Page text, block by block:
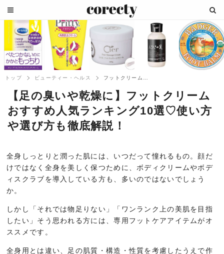
トップ ビューティー・ヘルス
【足の臭いや乾燥に】フットクリーム
おすすめ人気ランキング10選♡使い方
や選び方も徹底解説！
全身しっとりと潤った肌には、いつだって憧れるもの。顔だ
けではなく全身を美しく保つために、ボディクリームやボデ
ィスクラブを導入している方も、多いのではないでしょう
か。
しかし「それでは物足りない」「ワンランク上の美肌を目指
したい」そう思われる方には、専用フットケアアイテムがオ
ススメです。
全身用とは違い、足の肌質・構造・性質を考慮したうえで作